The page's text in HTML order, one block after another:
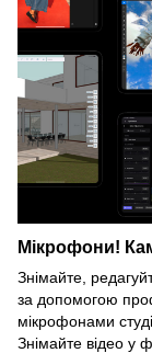
Мікрофони!
Знімайте,
за допомогою
мікрофонами
Знімайте відео у